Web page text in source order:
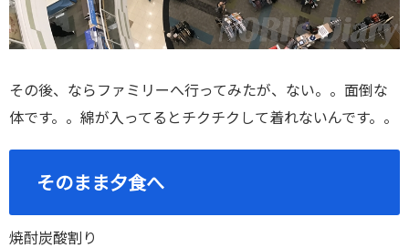
その後、ならファミリーへ行ってみたが、ない。。面倒な
体です。。綿が入ってるとチクチクして着れないんです。。
そのまま夕食へ
焼酎炭酸割り